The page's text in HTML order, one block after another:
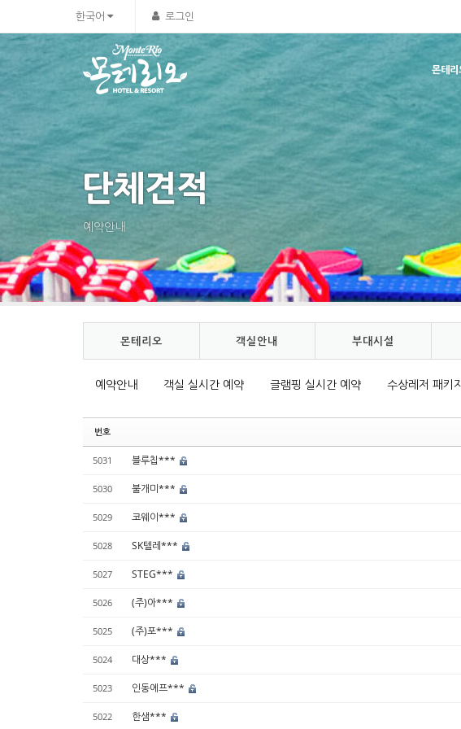
한국어 로그인
몬테리
단체견적
예약안내
몬테리오 객실안내 부대시설
예약안내 객실 실시간 예약 글램핑 실시간 예약 수상레저 패키
번호
5031 블루칩***
5030 불개미***
5029 코웨이***
5028 SK텔레***
5027 STEG***
5026 (주)아***
5025 (주)포***
5024 대상***
5023 인동에프***
5022 한샘***
Sketchbook5, 스케치북5